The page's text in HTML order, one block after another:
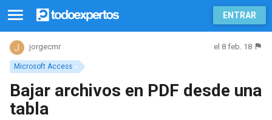
ENTRAR
Microsoft Access
jorgecmr el 8 feb. 18
Bajar archivos en PDF desde una
tabla